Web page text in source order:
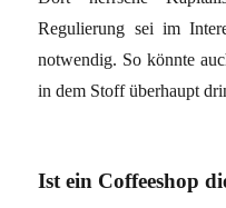
Regulierung sei im
notwendig. So könnte
in dem Stoff überhaupt
Ist ein Coffeeshop